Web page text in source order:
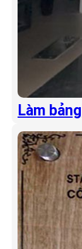
Làm